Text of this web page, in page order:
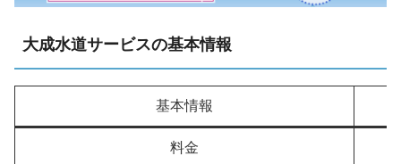
大成水道サービスの基本情報
基本情報
料金